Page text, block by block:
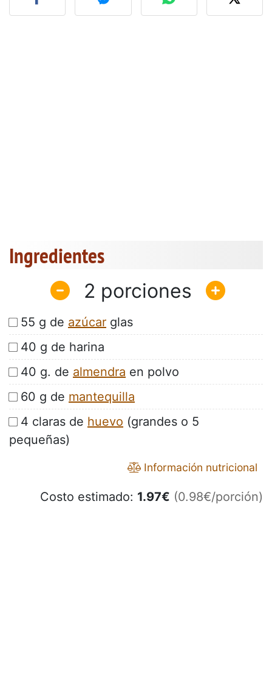
Ingredientes
2
55 g de azúcar glas
40 g de harina
40 g. de almendra en polvo
60 g de mantequilla
4 claras de huevo (grandes o 5
pequeñas)
Información nutricional
Costo estimado: 1.97€ (0.98€/porción)